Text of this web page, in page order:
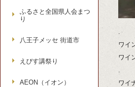
.
ワイ
ワイ
.
ワイ
ふるさと全国県人会まつ
り
八王子メッセ 街道市
えびす講祭り
AEON（イオン）